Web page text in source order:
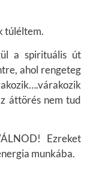
túléltem.
a spirituális út
ahol rengeteg
áttörés nem tud
Ezreket
munkába.